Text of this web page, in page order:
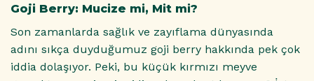
Goji Berry: Mucize mi, Mit mi?
Son zamanlarda sağlık ve zayıflama dünyasında
adını sıkça duyduğumuz goji berry hakkında pek çok
iddia dolaşıyor. Peki, bu küçük kırmızı meyve